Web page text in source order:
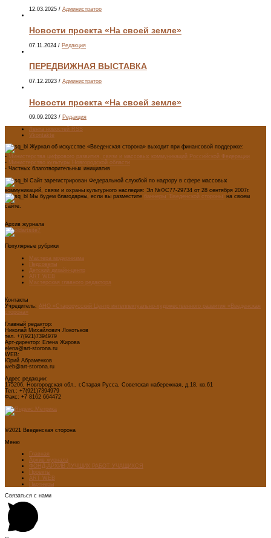
12.03.2025 / Администратор
Новости проекта «На своей земле»
07.11.2024 / Редакция
ПЕРЕДВИЖНАЯ ВЫСТАВКА
07.12.2023 / Администратор
Новости проекта «На своей земле»
09.09.2023 / Редакция
Лента новостей RSS
Vkontakte
Журнал об искусстве «Введенская сторона» выходит при финансовой поддержке:
- Министерства цифрового развития, связи и массовых коммуникаций Российской Федерации
- Министерство культуры Новгородской области
- Частных благотворительных инициатив
Сайт зарегистрирован Федеральной службой по надзору в сфере массовых
коммуникаций, связи и охраны культурного наследия: Эл №ФС77-29734 от 28 сентября 2007г.
Мы будем благодарны, если вы разместите баннеры "Введенской стороны" на своем
сайте.
Архив журнала
Популярные рубрики
Мастера модернизма
Педсоветы
Детский дизайн-центр
ART WEB
Мастерская главного редактора
Контакты
Учредитель: АНО «Старорусский Центр интеллектуально-художественного развития «Введенская
сторона»
Главный редактор:
Николай Михайлович Локотьков
тел. +7(921)7394979
Арт-директор: Елена Жирова
elena@art-storona.ru
WEB:
Юрий Абраменков
web@art-storona.ru
Адрес редакции:
175206, Новгородская обл., г.Старая Русса, Советская набережная, д.18, кв.61
Тел.: +7(921)7394979
Факс: +7 8162 664472
©2021 Введенская сторона
Меню
Главная
Архив журнала
ФОНД-АРХИВ ЛУЧШИХ РАБОТ УЧАЩИХСЯ
Проекты
ART WEB
Партнеры
Связаться с нами